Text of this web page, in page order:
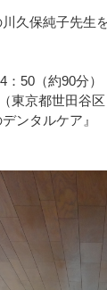
久保純子先生
50（約90分）
東京都世田谷区
ンタルケア』